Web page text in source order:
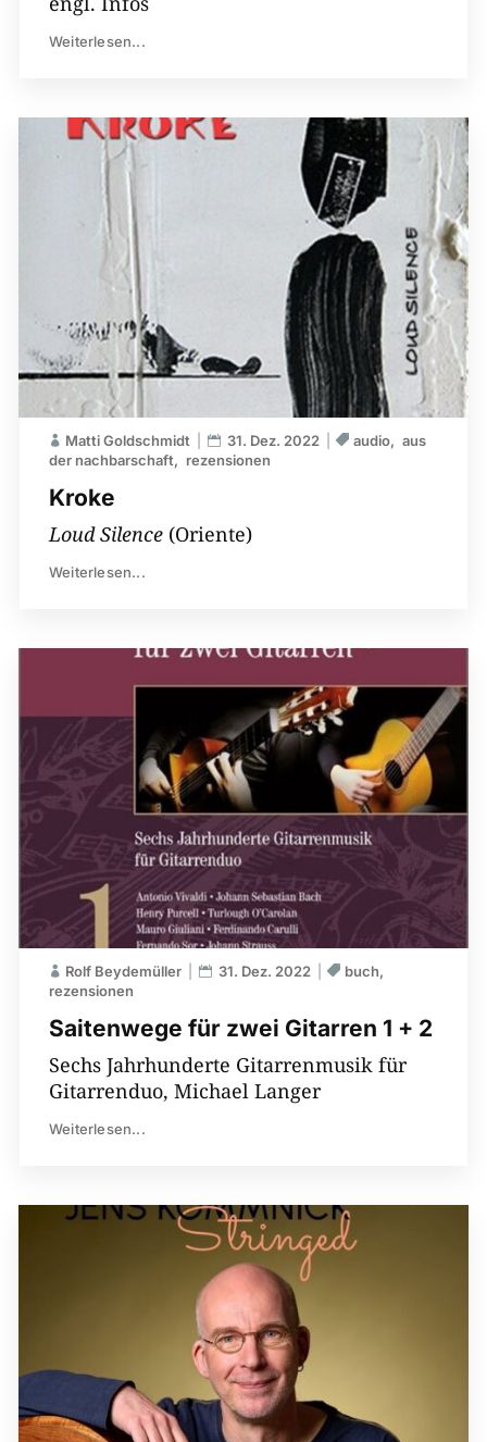
Weiterlesen...
Kroke
Matti Goldschmidt 31. Dez. 2022 audio
aus
der nachbarschaft
rezensionen
Loud Silence(Oriente)
Weiterlesen...
Saitenwege für zwei Gitarren 1 + 2
Rolf Beydemüller 31. Dez. 2022
buch
rezensionen
Sechs Jahrhunderte Gitarrenmusik für
Gitarrenduo, Michael Langer
Weiterlesen...